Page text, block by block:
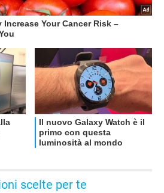
scelte per te